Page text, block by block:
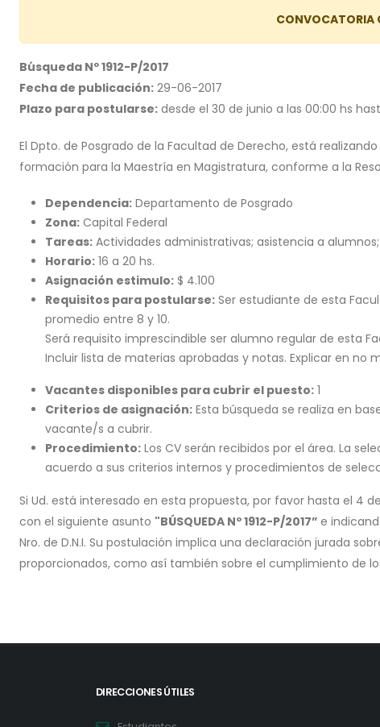
CONVOCATORIA
Búsqueda Nº 1912-P/2017
Fecha de publicación: 29-06-2017
Plazo para postularse: desde el 30 de junio a las 00:00 hs
El Dpto. de Posgrado de la Facultad de Derecho, está
formación para la Maestría en Magistratura, conforme a la
Dependencia: Departamento de Posgrado
Zona: Capital Federal
Tareas: Actividades administrativas; asistencia a
Horario: 16 a 20 hs.
Asignación estimulo: $ 4.100
Requisitos para postularse: Ser estudiante de esta
promedio entre 8 y 10.
Será requisito imprescindible ser alumno regular de esta
Incluir lista de materias aprobadas y notas. Explicar en no
Vacantes disponibles para cubrir el puesto: 1
Criterios de asignación: Esta búsqueda se realiza en
vacante/s a cubrir.
Procedimiento: Los CV serán recibidos por el área. La
acuerdo a sus criterios internos y procedimientos de
Si Ud. está interesado en esta propuesta, por favor hasta el 4
con el siguiente asunto "BÚSQUEDA Nº 1912-P/2017” e
Nro. de D.N.I. Su postulación implica una declaración jurada
proporcionados, como así también sobre el cumplimiento de
DIRECCIONES ÚTILES